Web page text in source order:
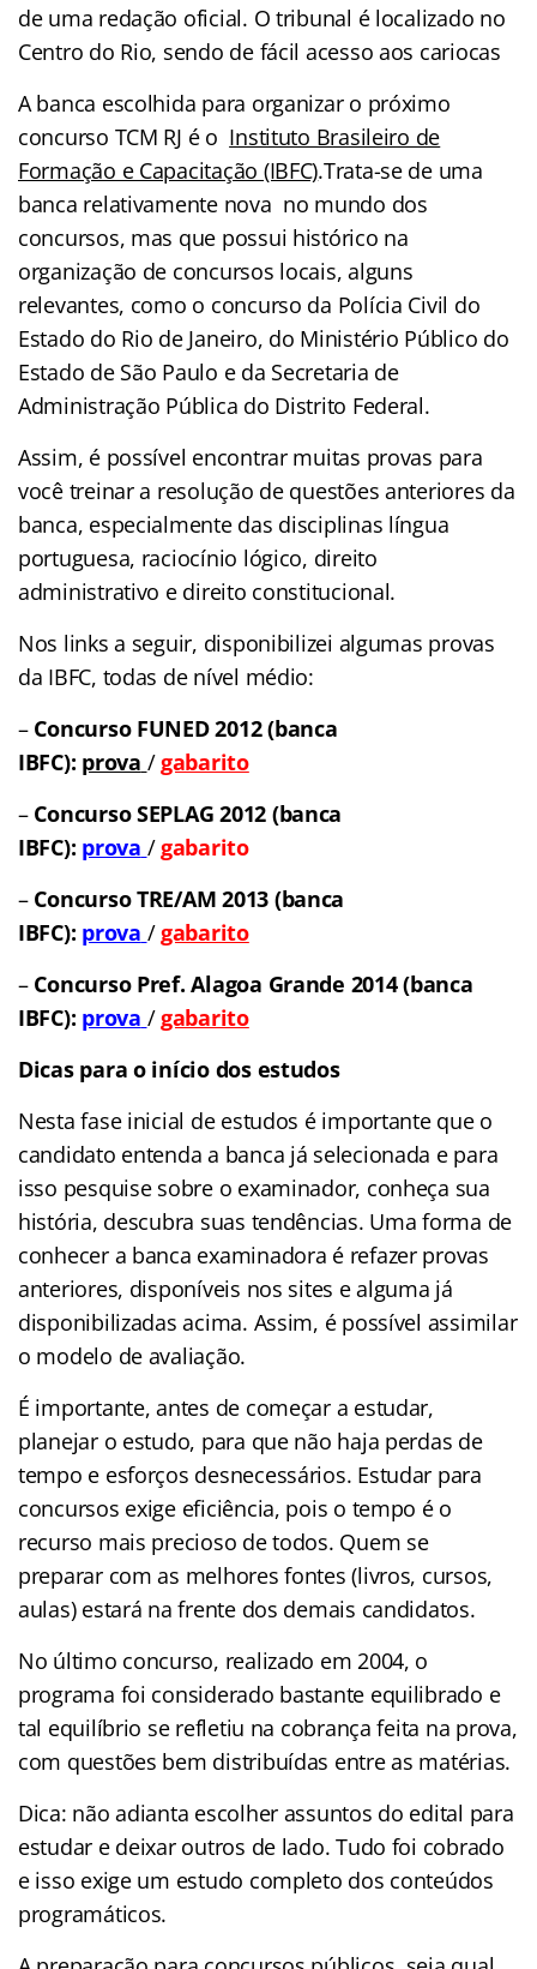
de uma redação oficial. O tribunal é localizado no
Centro do Rio, sendo de fácil acesso aos cariocas
A banca escolhida para organizar o próximo
concurso TCM RJ é o Instituto Brasileiro de
Formação e Capacitação (IBFC).Trata-se de uma
banca relativamente nova no mundo dos
concursos, mas que possui histórico na
organização de concursos locais, alguns
relevantes, como o concurso da Polícia Civil do
Estado do Rio de Janeiro, do Ministério Público do
Estado de São Paulo e da Secretaria de
Administração Pública do Distrito Federal.
Assim, é possível encontrar muitas provas para
você treinar a resolução de questões anteriores da
banca, especialmente das disciplinas língua
portuguesa, raciocínio lógico, direito
administrativo e direito constitucional.
Nos links a seguir, disponibilizei algumas provas
da IBFC, todas de nível médio:
– Concurso FUNED 2012 (banca
IBFC): prova /gabarito
– Concurso SEPLAG 2012 (banca
IBFC): prova /gabarito
– Concurso TRE/AM 2013 (banca
IBFC): prova /gabarito
– Concurso Pref. Alagoa Grande 2014 (banca
IBFC): prova /gabarito
Dicas para o início dos estudos
Nesta fase inicial de estudos é importante que o
candidato entenda a banca já selecionada e para
isso pesquise sobre o examinador, conheça sua
história, descubra suas tendências. Uma forma de
conhecer a banca examinadora é refazer provas
anteriores, disponíveis nos sites e alguma já
disponibilizadas acima. Assim, é possível assimilar
o modelo de avaliação.
É importante, antes de começar a estudar,
planejar o estudo, para que não haja perdas de
tempo e esforços desnecessários. Estudar para
concursos exige eficiência, pois o tempo é o
recurso mais precioso de todos. Quem se
preparar com as melhores fontes (livros, cursos,
aulas) estará na frente dos demais candidatos.
No último concurso, realizado em 2004, o
programa foi considerado bastante equilibrado e
tal equilíbrio se refletiu na cobrança feita na prova,
com questões bem distribuídas entre as matérias.
Dica: não adianta escolher assuntos do edital para
estudar e deixar outros de lado. Tudo foi cobrado
e isso exige um estudo completo dos conteúdos
programáticos.